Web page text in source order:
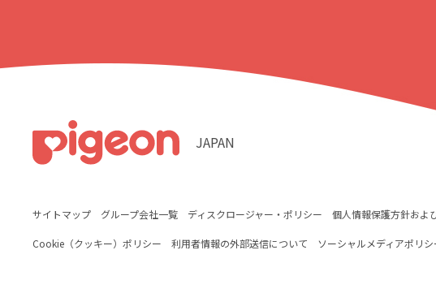
サイトマップ グループ会社一覧 ディスクロージャー・ポリシー 個人情報保護方針およ
Cookie（クッキー）ポリシー 利用者情報の外部送信について ソーシャルメディアポリシ
JAPAN